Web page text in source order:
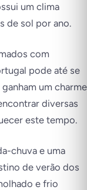
um clima
de sol por ano.
com
pode até se
um charme
diversas
este tempo.
chuva e uma
de verão dos
e frio